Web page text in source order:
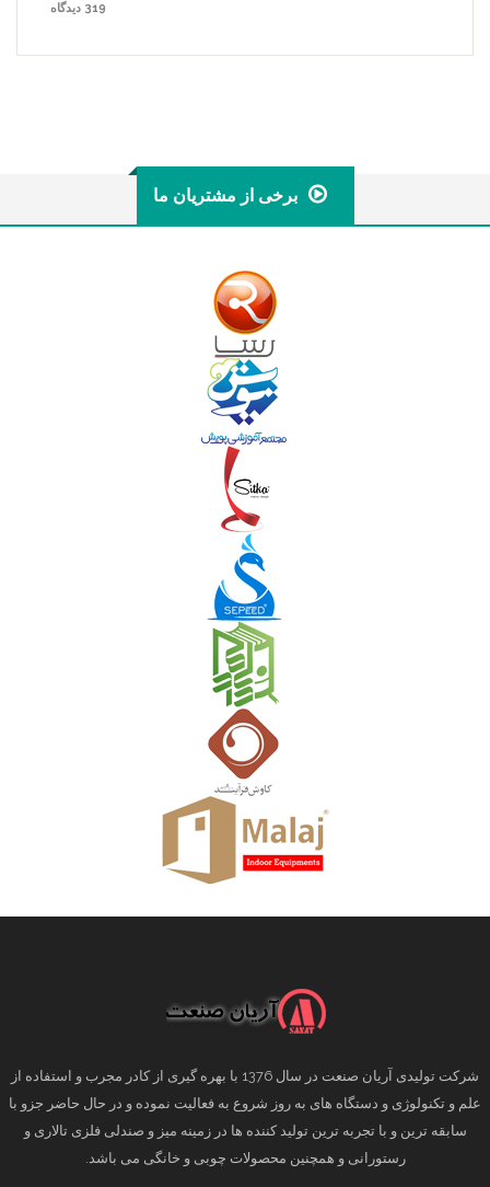
319 دیدگاه
برخی از مشتریان ما
شرکت تولیدی آریان صنعت در سال 1376 با بهره گیری از کادر مجرب و استفاده از
علم و تکنولوژی و دستگاه های به روز شروع به فعالیت نموده و در حال حاضر جزو با
سابقه ترین و با تجربه ترین تولید کننده ها در زمینه میز و صندلی فلزی تالاری و
رستورانی و همچنین محصولات چوبی و خانگی می باشد.